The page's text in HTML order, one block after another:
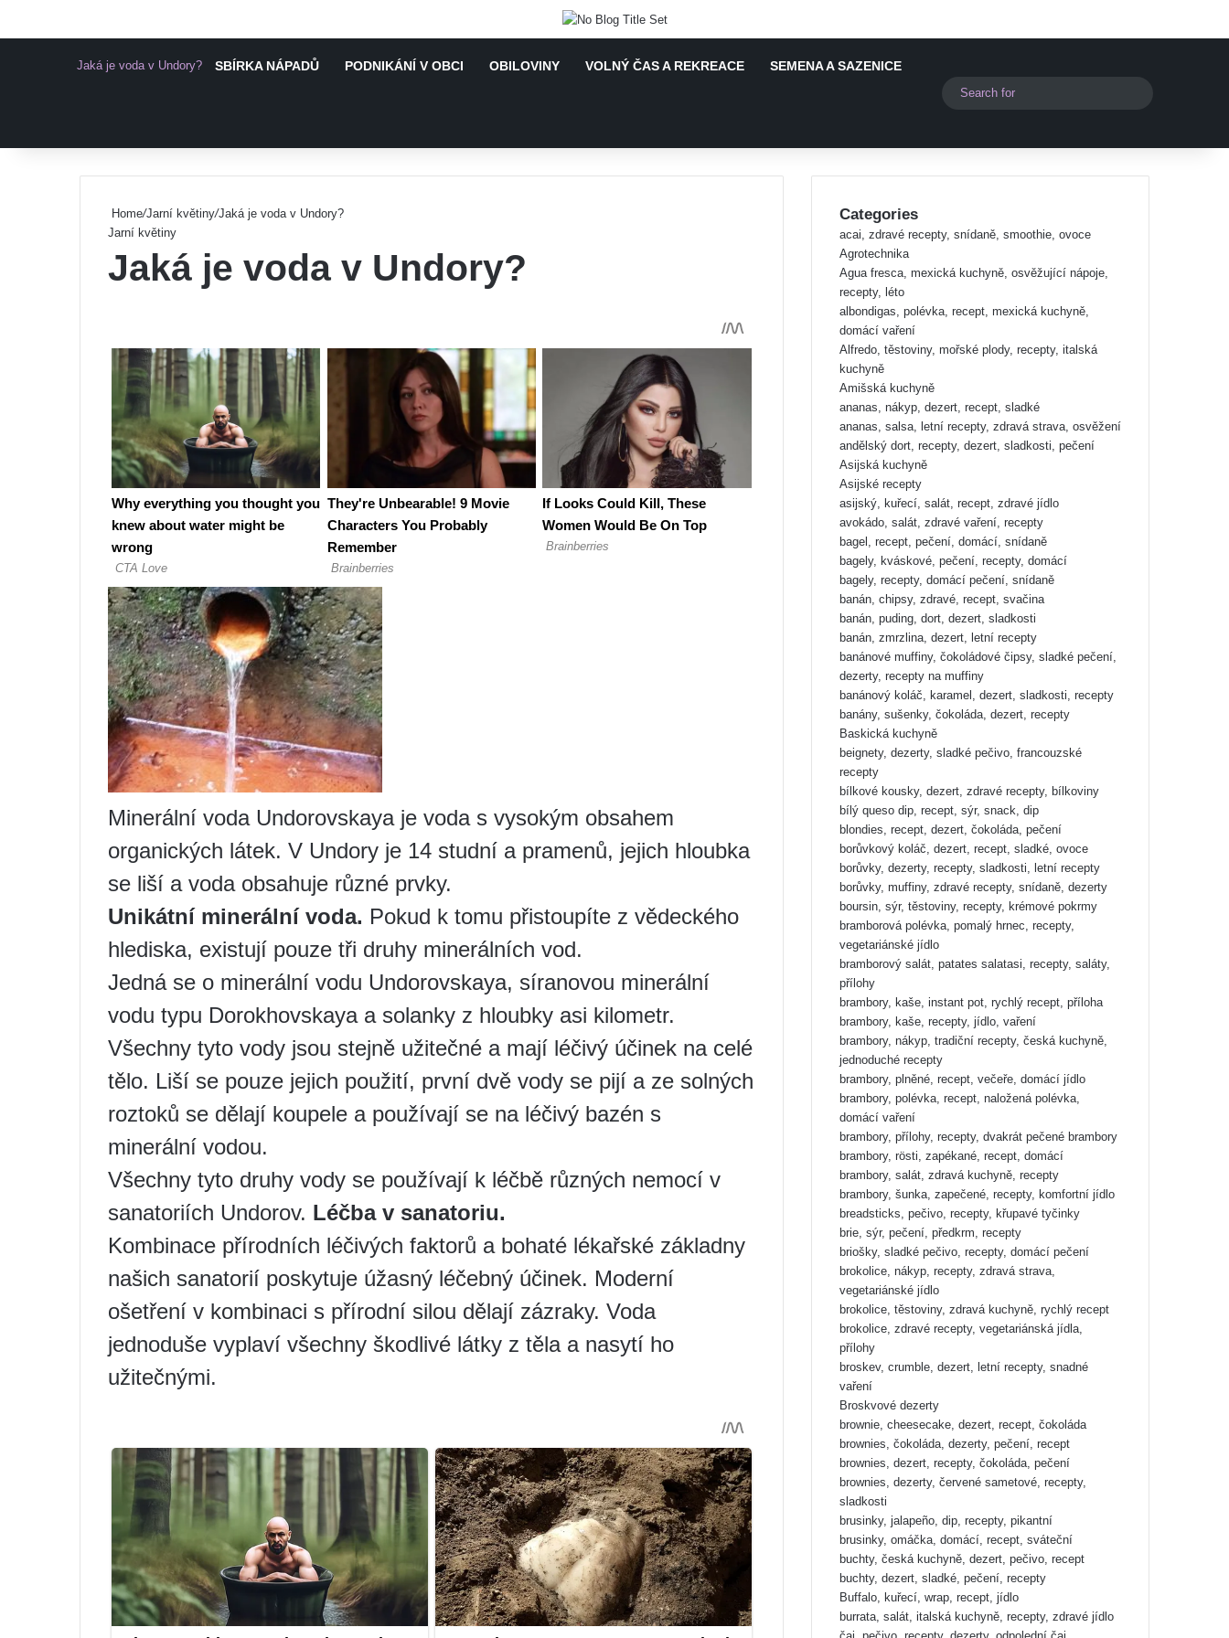
Jaká je voda v Undory? SBÍRKA NÁPADŮ PODNIKÁNÍ V OBCI OBILOVINY VOLNÝ ČAS A REKREACE SEMENA A SAZENICE
Switch skin
Home/Jarní květiny/Jaká je voda v Undory?
Jarní květiny
Jaká je voda v Undory?
Minerální voda Undorovskaya je voda s vysokým obsahem
organických látek. V Undory je 14 studní a pramenů, jejich hloubka
se liší a voda obsahuje různé prvky.
Unikátní minerální voda. Pokud k tomu přistoupíte z vědeckého
hlediska, existují pouze tři druhy minerálních vod.
Jedná se o minerální vodu Undorovskaya, síranovou minerální
vodu typu Dorokhovskaya a solanky z hloubky asi kilometr.
Všechny tyto vody jsou stejně užitečné a mají léčivý účinek na celé
tělo. Liší se pouze jejich použití, první dvě vody se pijí a ze solných
roztoků se dělají koupele a používají se na léčivý bazén s
minerální vodou.
Všechny tyto druhy vody se používají k léčbě různých nemocí v
sanatoriích Undorov. Léčba v sanatoriu.
Kombinace přírodních léčivých faktorů a bohaté lékařské základny
našich sanatorií poskytuje úžasný léčebný účinek. Moderní
ošetření v kombinaci s přírodní silou dělají zázraky. Voda
jednoduše vyplaví všechny škodlivé látky z těla a nasytí ho
užitečnými.
Categories
acai, zdravé recepty, snídaně, smoothie, ovoce
Agrotechnika
Agua fresca, mexická kuchyně, osvěžující nápoje,
recepty, léto
albondigas, polévka, recept, mexická kuchyně,
domácí vaření
Alfredo, těstoviny, mořské plody, recepty, italská
kuchyně
Amišská kuchyně
ananas, nákyp, dezert, recept, sladké
ananas, salsa, letní recepty, zdravá strava, osvěžení
andělský dort, recepty, dezert, sladkosti, pečení
Asijská kuchyně
Asijské recepty
asijský, kuřecí, salát, recept, zdravé jídlo
avokádo, salát, zdravé vaření, recepty
bagel, recept, pečení, domácí, snídaně
bagely, kváskové, pečení, recepty, domácí
bagely, recepty, domácí pečení, snídaně
banán, chipsy, zdravé, recept, svačina
banán, puding, dort, dezert, sladkosti
banán, zmrzlina, dezert, letní recepty
banánové muffiny, čokoládové čipsy, sladké pečení,
dezerty, recepty na muffiny
banánový koláč, karamel, dezert, sladkosti, recepty
banány, sušenky, čokoláda, dezert, recepty
Baskická kuchyně
beignety, dezerty, sladké pečivo, francouzské
recepty
bílkové kousky, dezert, zdravé recepty, bílkoviny
bílý queso dip, recept, sýr, snack, dip
blondies, recept, dezert, čokoláda, pečení
borůvkový koláč, dezert, recept, sladké, ovoce
borůvky, dezerty, recepty, sladkosti, letní recepty
borůvky, muffiny, zdravé recepty, snídaně, dezerty
boursin, sýr, těstoviny, recepty, krémové pokrmy
bramborová polévka, pomalý hrnec, recepty,
vegetariánské jídlo
bramborový salát, patates salatasi, recepty, saláty,
přílohy
brambory, kaše, instant pot, rychlý recept, příloha
brambory, kaše, recepty, jídlo, vaření
brambory, nákyp, tradiční recepty, česká kuchyně,
jednoduché recepty
brambory, plněné, recept, večeře, domácí jídlo
brambory, polévka, recept, naložená polévka,
domácí vaření
brambory, přílohy, recepty, dvakrát pečené brambory
brambory, rösti, zapékané, recept, domácí
brambory, salát, zdravá kuchyně, recepty
brambory, šunka, zapečené, recepty, komfortní jídlo
breadsticks, pečivo, recepty, křupavé tyčinky
brie, sýr, pečení, předkrm, recepty
briošky, sladké pečivo, recepty, domácí pečení
brokolice, nákyp, recepty, zdravá strava,
vegetariánské jídlo
brokolice, těstoviny, zdravá kuchyně, rychlý recept
brokolice, zdravé recepty, vegetariánská jídla,
přílohy
broskev, crumble, dezert, letní recepty, snadné
vaření
Broskvové dezerty
brownie, cheesecake, dezert, recept, čokoláda
brownies, čokoláda, dezerty, pečení, recept
brownies, dezert, recepty, čokoláda, pečení
brownies, dezerty, červené sametové, recepty,
sladkosti
brusinky, jalapeño, dip, recepty, pikantní
brusinky, omáčka, domácí, recept, sváteční
buchty, česká kuchyně, dezert, pečivo, recept
buchty, dezert, sladké, pečení, recepty
Buffalo, kuřecí, wrap, recept, jídlo
burrata, salát, italská kuchyně, recepty, zdravé jídlo